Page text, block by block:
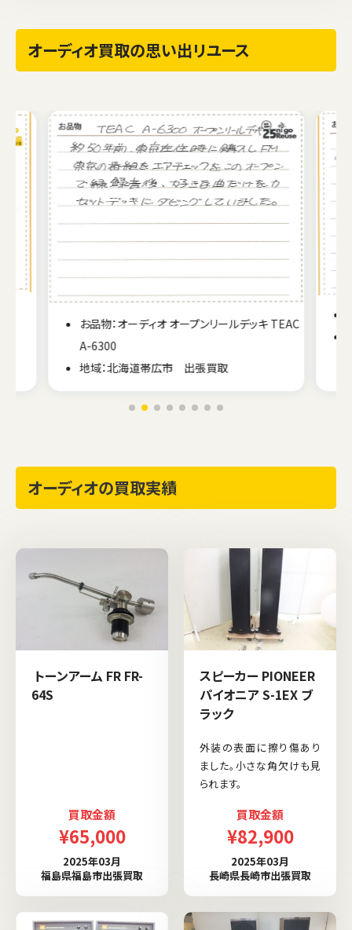
オーディオ買取の思い出リユース
お品物：オーディオ オープンリールデッキ TEAC
A-6300
地域：北海道帯広市 出張買取
オーディオの買取実績
トーンアーム FR FR-
64S
買取金額
¥65,000
2025年03月
福島県福島市出張買取
スピーカー PIONEER
パイオニア S-1EX ブ
ラック
外装の表面に擦り傷あり
ました。小さな角欠けも見
られます。
買取金額
¥82,900
2025年03月
長崎県長崎市出張買取